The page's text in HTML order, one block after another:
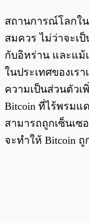
สถานการณ์โลกใ
สมควร ไม่ว่าจะเ
กับอิหร่าน และแม้
ในประเทศของเร
ความเป็นส่วนตัว
Bitcoin ที่ไร้พรมแ
สามารถถูกเซ็นเ
จะทำให้ Bitcoin